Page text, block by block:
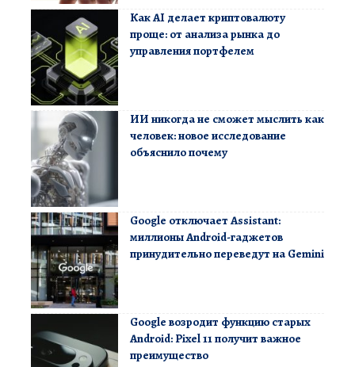
Как AI делает криптовалюту
проще: от анализа рынка до
управления портфелем
ИИ никогда не сможет мыслить как
человек: новое исследование
объяснило почему
Google отключает Assistant:
миллионы Android-гаджетов
принудительно переведут на Gemini
Google возродит функцию старых
Android: Pixel 11 получит важное
преимущество